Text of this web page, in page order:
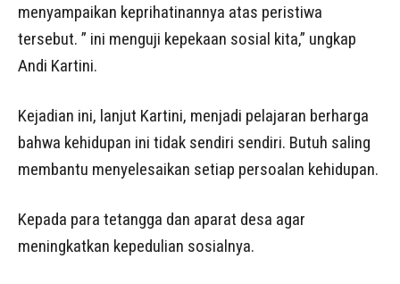
menyampaikan keprihatinannya atas peristiwa
tersebut. ” ini menguji kepekaan sosial kita,” ungkap
Andi Kartini.
Kejadian ini, lanjut Kartini, menjadi pelajaran berharga
bahwa kehidupan ini tidak sendiri sendiri. Butuh saling
membantu menyelesaikan setiap persoalan kehidupan.
Kepada para tetangga dan aparat desa agar
meningkatkan kepedulian sosialnya.